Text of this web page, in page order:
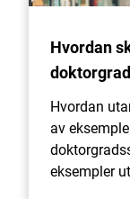
Hvordan
Hvordan
av
eksempler